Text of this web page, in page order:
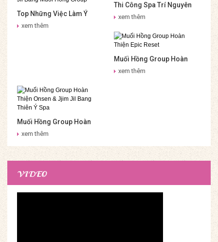
Top Những Việc Làm Ý
Nghĩa Cho Sức Khỏe –
xem thêm
Thi Công Spa Trí Nguyên
Nha Trang – Muối Hồng
xem thêm
Muối Hồng Group Hoàn
Thiện Epic Reset
xem thêm
Muối Hồng Group Hoàn
Thiện Onsen & Jjim Jil
xem thêm
VIDEO